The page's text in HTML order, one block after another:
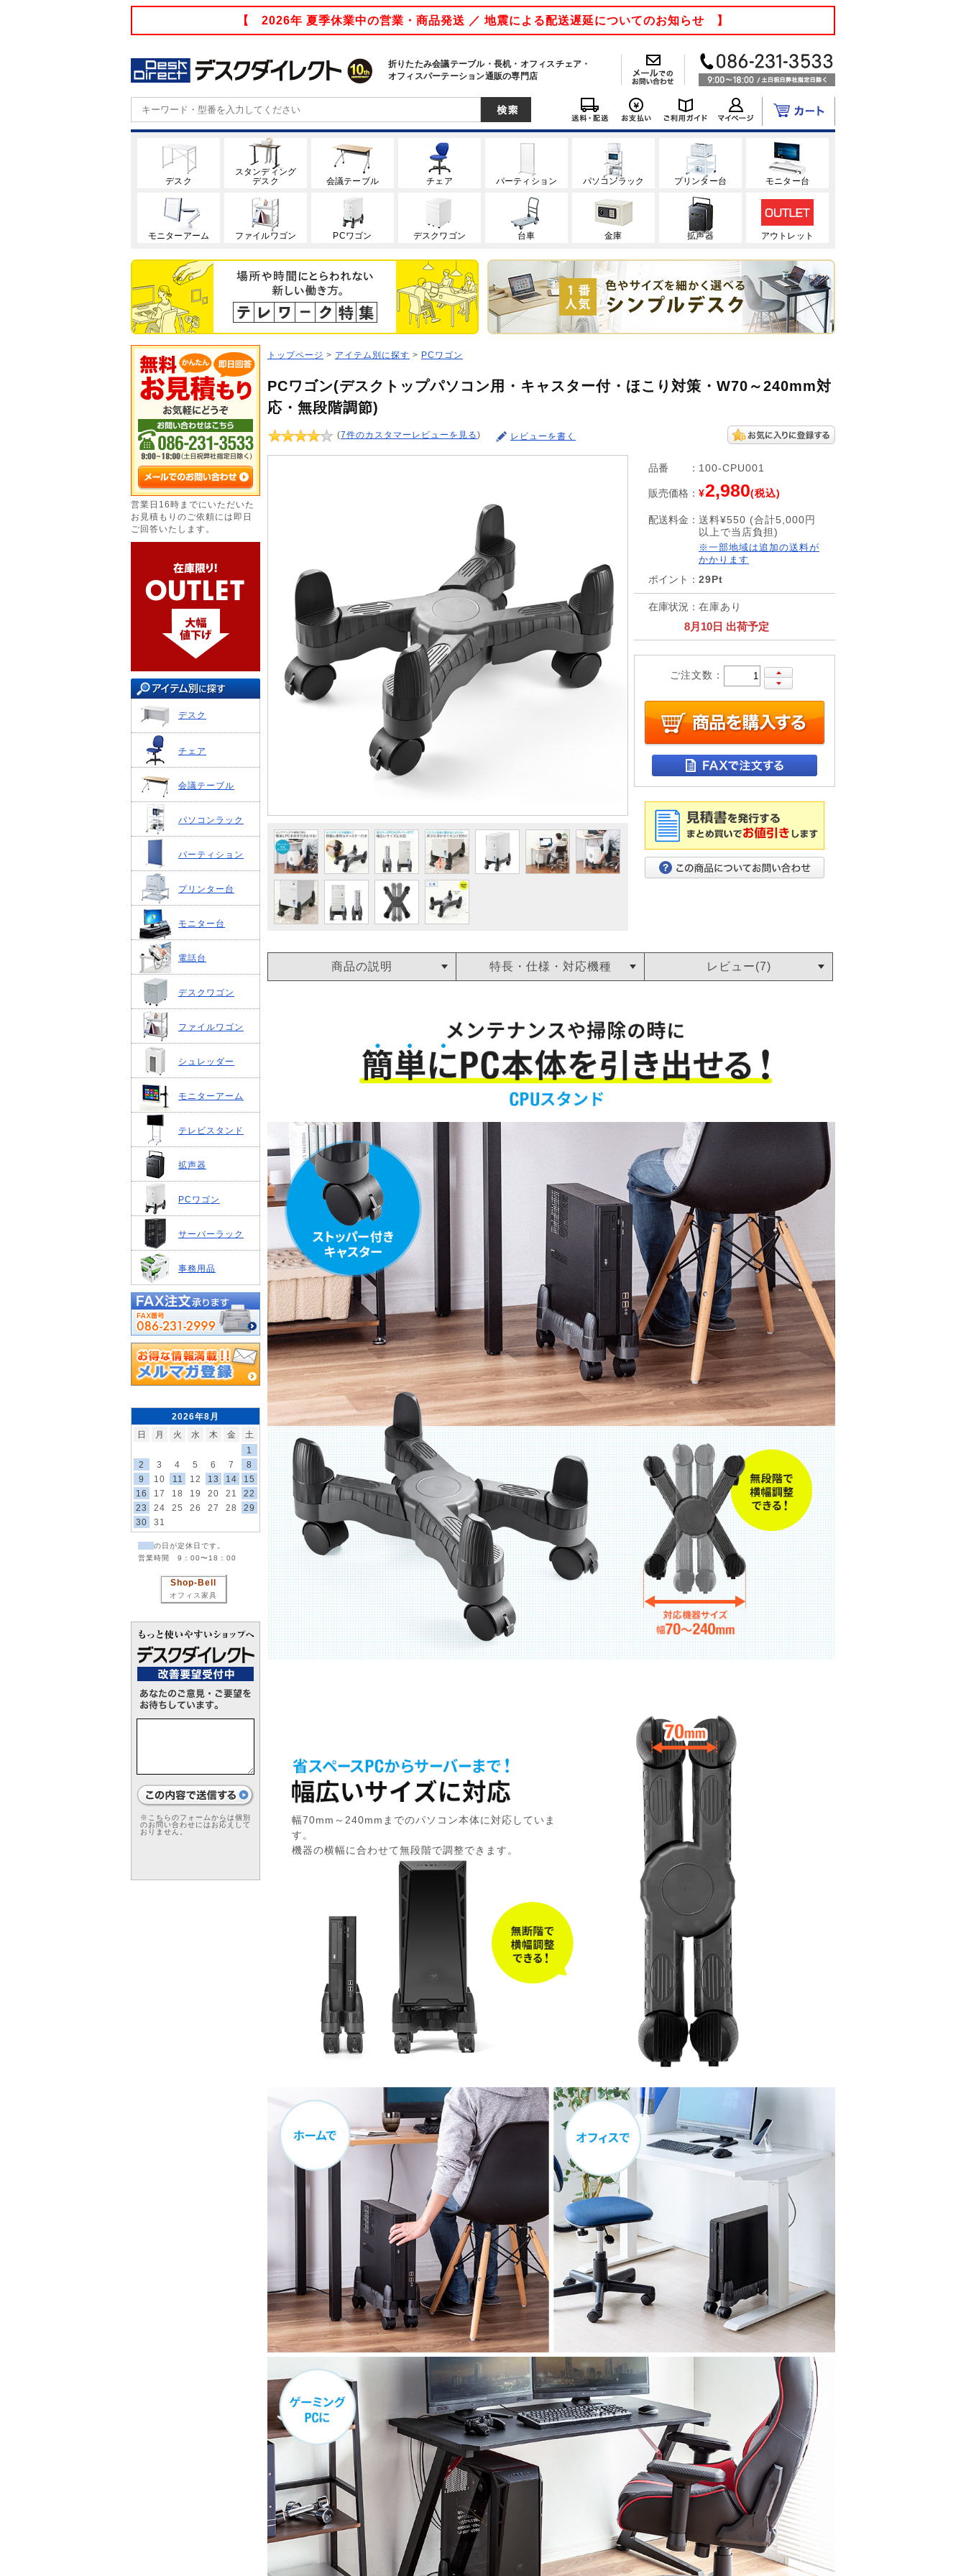
【 2026年 夏季休業中の営業・商品発送 ／ 地震による配送遅延についてのお知らせ 】
折りたたみ会議テーブル・長机・オフィスチェア・
オフィスパーテーション通販の専門店
デスク
スタンディング
デスク
会議テーブル チェア パーティション パソコンラック プリンター台 モニター台
モニターアーム ファイルワゴン PCワゴン デスクワゴン 台車 金庫 拡声器 アウトレット
営業日16時までにいただいた
お見積もりのご依頼には即日
ご回答いたします。
デスク
チェア
会議テーブル
パソコンラック
パーティション
プリンター台
モニター台
電話台
デスクワゴン
ファイルワゴン
シュレッダー
モニターアーム
テレビスタンド
拡声器
PCワゴン
サーバーラック
事務用品
2026年8月
日
月 火 水 木 金
土
1
2
3 4 5 6 7
8
9
10 11 12 13 14
15
16
17 18 19 20 21
22
23
24 25 26 27 28
29
30
31
の日が定休日です。
営業時間 9：00〜18：00
Shop-Bell
オフィス家具
※こちらのフォームからは個別
のお問い合わせにはお応えして
おりません。
トップページ > アイテム別に探す > PCワゴン
PCワゴン(デスクトップパソコン用・キャスター付・ほこり対策・W70～240mm対
応・無段階調節)
(7件のカスタマーレビューを見る) レビューを書く
品番 ： 100-CPU001
販売価格 ： ¥2,980(税込)
配送料金 ： 送料¥550 (合計5,000円
以上で当店負担)
※一部地域は追加の送料が
かかります
ポイント ： 29Pt
在庫状況 ： 在庫あり
8月10日 出荷予定
ご注文数：
商品の説明 特長・仕様・対応機種 レビュー(7)
幅70mm～240mmまでのパソコン本体に対応していま
す。
機器の横幅に合わせて無段階で調整できます。